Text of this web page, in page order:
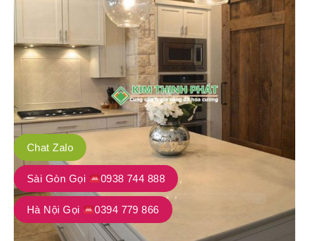
Chat Zalo
Sài Gòn Gọi 0938 744 888
Hà Nội Gọi 0394 779 866